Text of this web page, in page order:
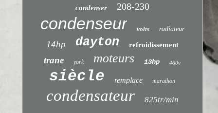
condenser 208-230
condenseur volts radiateur
14hp dayton refroidissement
trane york moteurs 13hp 460v
siècle remplace marathon
condensateur 825tr/min